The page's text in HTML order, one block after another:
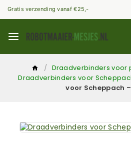
Gratis verzending vanaf €25,-
/ Draadverbinders voor
Draadverbinders voor
voor Scheppach